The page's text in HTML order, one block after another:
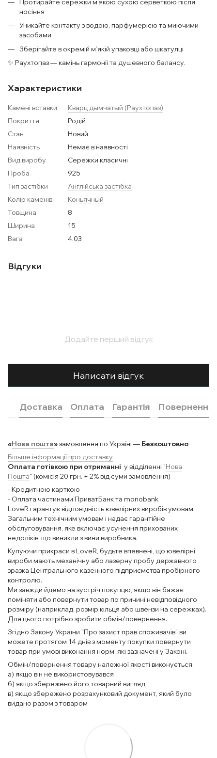
Протирайте сережки м’якою сухою серветкою після
носіння
Уникайте контакту з водою, парфумерією та миючими
засобами
Зберігайте в окремій м’якій упаковці або шкатулці
✨ Раухтопаз — камінь гармонії та душевного балансу.
Характеристики
Камені вставки
Кварц дымчатый (Раухтопаз)
Покриття
Родій
Стан
Новий
Наявність
Немає в наявності
Вид виробу
Сережки класичні
Проба
925
Тип застібки
Англійська застібка
Колір каменів
Коньячный
Товщина
8
Ширина
15
Вага
4.03
Відгуки
Додайте перший відгук
Написати відгук
Доставка Оплата Гарантія Повернення
«Нова пошта»замовлення по Україні — Безкоштовно
Більше інформації про доставку
Оплата готівкою при отриманні у відділенні "Нова
Пошта" (комісія 20 грн. + 2% від суми замовлення)
- Кредитною карткою
- Оплата частинами ПриватБанк та monobank
LoveR гарантує відповідність ювелірних виробів умовам.
Загальним технічним умовам і надає гарантійне
обслуговування, яке включає усунення прихованих
недоліків, що виникли з вини виробника.
Купуючи прикраси в LoveR, будьте впевнені, що ювелірні
вироби мають механічну або лазерну пробу державного
зразка Центрального казенного підприємства пробірного
контролю.
Ми завжди йдемо на зустріч покупцю, якщо він бажає
поміняти або повернути товар по причині невідповідного
розміру (наприклад, розмір кільця або швензи на сережках).
Для цього потрібно зробити обмін/повернення.
Згідно Закону України "Про захист прав споживачів" ви
можете протягом 14 днів з моменту покупки повернути
товар при умові виконання норм, які зазначені у Законі.
Обмін/повернення товару належної якості виконується:
а) якщо він не використовувався
б) якщо збережено його товарний вигляд
в) якщо збережено розрахунковий документ, який було
видано разом з товаром